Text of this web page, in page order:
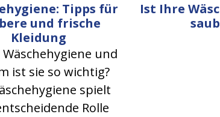
Tipps für
und frische
Kleidung
Wäschehygiene und
ist sie so wichtig?
spielt
Rolle
Ist Ihre